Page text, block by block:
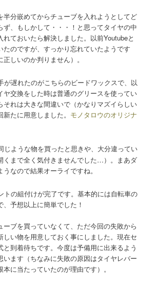
半分嵌めてからチューブを入れようとしてど
ず、もしかして・・・！と思ってタイヤの中
れておいたら解決しました。以前Youtubeと
たのですが、すっかり忘れていたようです
正しいのか判りません）。
が遅れたのがこちらのビードワックスで、以
ヤ交換をした時は普通のグリースを使ってい
それは大きな間違いで（かなりマズイらしい
たに用意しました。 モノタロウのオリジナ
じような物を買ったと思きや、大分違ってい
くまで全く気付きませんでした…）。まあダ
なので結果オーライですね。
トの組付けが完了です。基本的には自転車の
予想以上に簡単でした！
ーブを買っていなくて、ただ今回の失敗から
しい物を用意しておく事にしました。現在セ
と到着待ちです。今度は予備用に出来るよう
います（ちなみに失敗の原因はタイヤレバー
に当たっていたのが理由です）。